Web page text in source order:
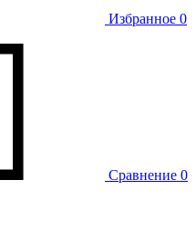
Избранное 0
Сравнение 0